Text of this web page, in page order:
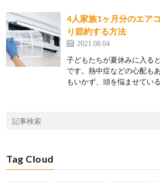
4人家族1ヶ月分のエア
り節約する方法
2021.08.04
子どもたちが夏休みに入る
です。熱中症などの心配も
もいかず、頭を悩ませてい
Tag Cloud